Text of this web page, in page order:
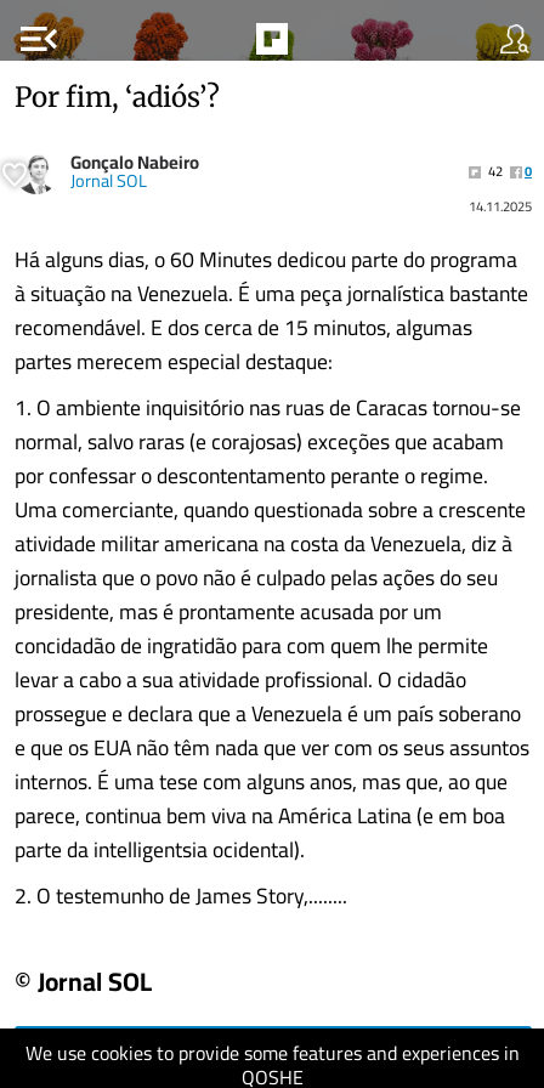
menu_open
We use cookies to provide some features and experiences in
QOSHE
Por fim, ‘adiós’?
Gonçalo Nabeiro
Jornal SOL 42
0
14.11.2025
Há alguns dias, o 60 Minutes dedicou parte do programa
à situação na Venezuela. É uma peça jornalística bastante
recomendável. E dos cerca de 15 minutos, algumas
partes merecem especial destaque:
1. O ambiente inquisitório nas ruas de Caracas tornou-se
normal, salvo raras (e corajosas) exceções que acabam
por confessar o descontentamento perante o regime.
Uma comerciante, quando questionada sobre a crescente
atividade militar americana na costa da Venezuela, diz à
jornalista que o povo não é culpado pelas ações do seu
presidente, mas é prontamente acusada por um
concidadão de ingratidão para com quem lhe permite
levar a cabo a sua atividade profissional. O cidadão
prossegue e declara que a Venezuela é um país soberano
e que os EUA não têm nada que ver com os seus assuntos
internos. É uma tese com alguns anos, mas que, ao que
parece, continua bem viva na América Latina (e em boa
parte da intelligentsia ocidental).
2. O testemunho de James Story,........
© Jornal SOL
visit website